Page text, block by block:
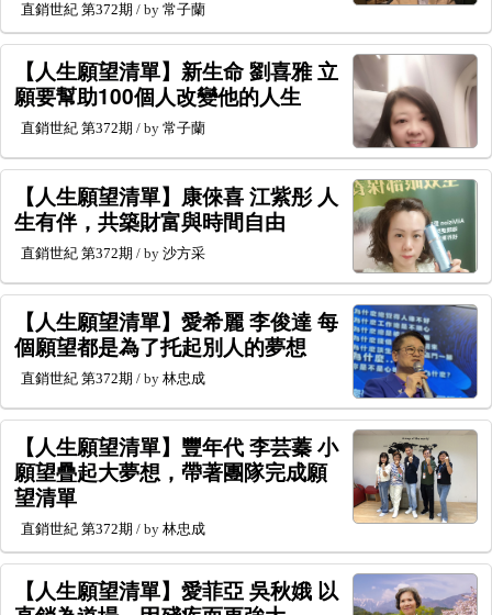
直銷世紀 第372期 / by 常子蘭
【人生願望清單】新生命 劉喜雅 立
願要幫助100個人改變他的人生
直銷世紀 第372期 / by 常子蘭
【人生願望清單】康倈喜 江紫彤 人
生有伴，共築財富與時間自由
直銷世紀 第372期 / by 沙方采
【人生願望清單】愛希麗 李俊達 每
個願望都是為了托起別人的夢想
直銷世紀 第372期 / by 林忠成
【人生願望清單】豐年代 李芸蓁 小
願望疊起大夢想，帶著團隊完成願
望清單
直銷世紀 第372期 / by 林忠成
【人生願望清單】愛菲亞 吳秋娥 以